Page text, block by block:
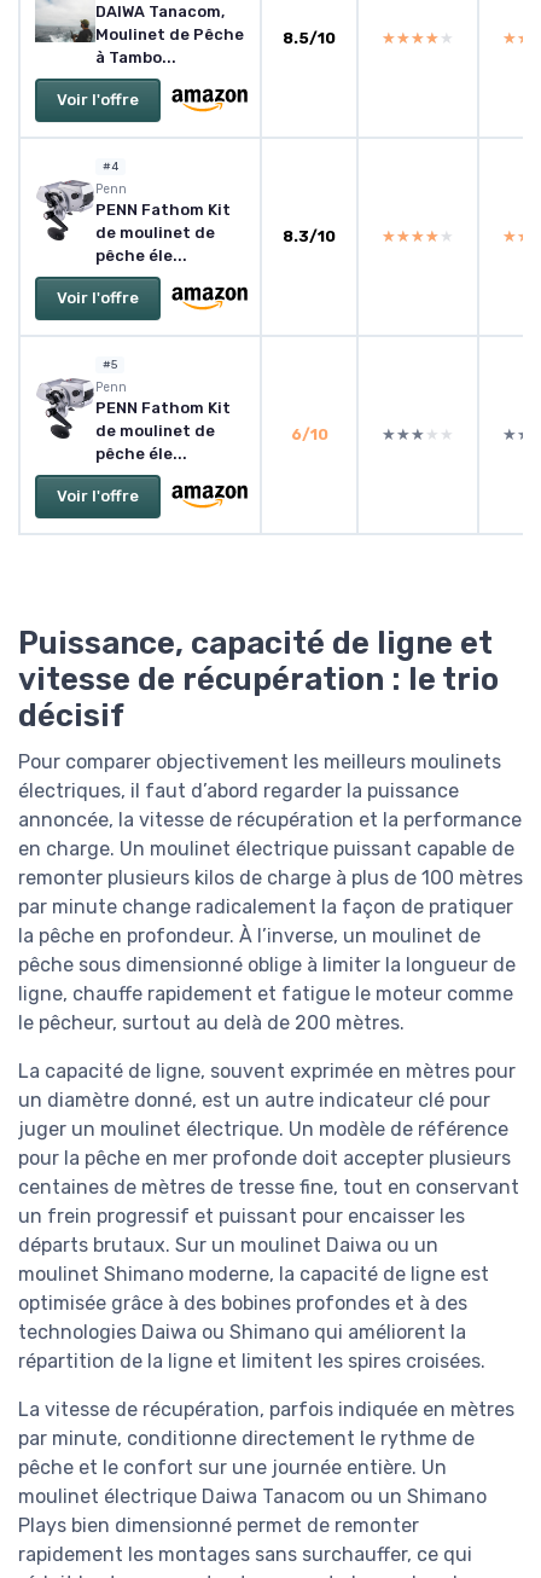
DAIWA Tanacom,
Moulinet de Pêche
à Tambo...
Voir l'offre
8.5/10 ★★★★★
★★★★★
#4
Penn
PENN Fathom Kit
de moulinet de
pêche éle...
Voir l'offre
8.3/10 ★★★★★
★★★★★
#5
Penn
PENN Fathom Kit
de moulinet de
pêche éle...
Voir l'offre
6/10 ★★★★★
★★★★★
Puissance, capacité de ligne et
vitesse de récupération : le trio
décisif
Pour comparer objectivement les meilleurs moulinets
électriques, il faut d’abord regarder la puissance
annoncée, la vitesse de récupération et la performance
en charge. Un moulinet électrique puissant capable de
remonter plusieurs kilos de charge à plus de 100 mètres
par minute change radicalement la façon de pratiquer
la pêche en profondeur. À l’inverse, un moulinet de
pêche sous dimensionné oblige à limiter la longueur de
ligne, chauffe rapidement et fatigue le moteur comme
le pêcheur, surtout au delà de 200 mètres.
La capacité de ligne, souvent exprimée en mètres pour
un diamètre donné, est un autre indicateur clé pour
juger un moulinet électrique. Un modèle de référence
pour la pêche en mer profonde doit accepter plusieurs
centaines de mètres de tresse fine, tout en conservant
un frein progressif et puissant pour encaisser les
départs brutaux. Sur un moulinet Daiwa ou un
moulinet Shimano moderne, la capacité de ligne est
optimisée grâce à des bobines profondes et à des
technologies Daiwa ou Shimano qui améliorent la
répartition de la ligne et limitent les spires croisées.
La vitesse de récupération, parfois indiquée en mètres
par minute, conditionne directement le rythme de
pêche et le confort sur une journée entière. Un
moulinet électrique Daiwa Tanacom ou un Shimano
Plays bien dimensionné permet de remonter
rapidement les montages sans surchauffer, ce qui